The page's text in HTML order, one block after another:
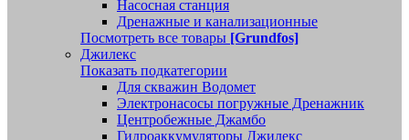
Насосная станция
Дренажные и канализационные
Посмотреть все товары [Grundfos]
Джилекс
Показать подкатегории
Для скважин Водомет
Электронасосы погружные Дренажник
Центробежные Джамбо
Гидроаккумуляторы Джилекс